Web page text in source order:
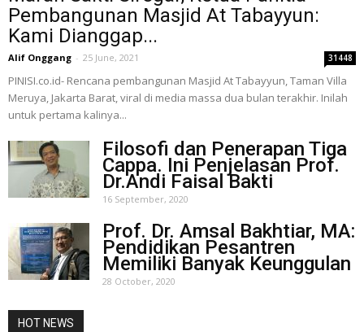
Pembangunan Masjid At Tabayyun:
Kami Dianggap...
Alif Onggang - 25 June, 2021 31448
PINISI.co.id- Rencana pembangunan Masjid At Tabayyun, Taman Villa
Meruya, Jakarta Barat, viral di media massa dua bulan terakhir. Inilah
untuk pertama kalinya...
Filosofi dan Penerapan Tiga
Cappa. Ini Penjelasan Prof.
Dr.Andi Faisal Bakti
16 September, 2020
Prof. Dr. Amsal Bakhtiar, MA:
Pendidikan Pesantren
Memiliki Banyak Keunggulan
28 October, 2020
HOT NEWS